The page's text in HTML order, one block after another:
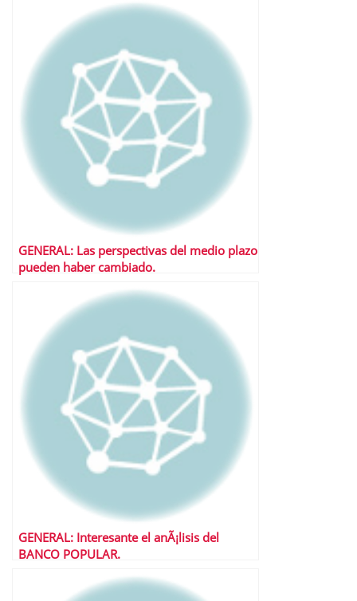
GENERAL: Las perspectivas del medio plazo
pueden haber cambiado.
GENERAL: Interesante el anÃ¡lisis del
BANCO POPULAR.